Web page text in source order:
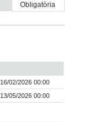
obligatòria
16/02/2026 00:00
13/05/2026 00:00